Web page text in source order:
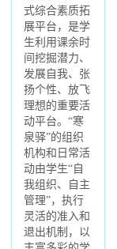
式综合素质拓
展平台，是学
生利用课余时
间挖掘潜力、
发展自我、张
扬个性、放飞
理想的重要活
动平台。 “寒
泉驿”的组织
机构和日常活
动由学生“自
我组织、自主
管理”，执行
灵活的准入和
退出机制，以